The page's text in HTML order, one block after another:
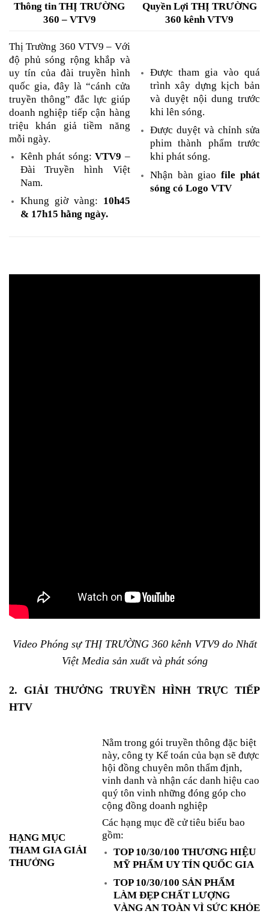
Thông tin THỊ TRƯỜNG
360 – VTV9
Quyền Lợi THỊ TRƯỜNG
360 kênh VTV9
Thị Trường 360 VTV9 – Với
độ phủ sóng rộng khắp và
uy tín của đài truyền hình
quốc gia, đây là “cánh cửa
truyền thông” đắc lực giúp
doanh nghiệp tiếp cận hàng
triệu khán giả tiềm năng
mỗi ngày.
Kênh phát sóng:VTV9 –
Đài Truyền hình Việt
Nam.
Khung giờ vàng: 10h45
& 17h15 hằng ngày.
Được tham gia vào quá
trình xây dựng kịch bản
và duyệt nội dung trước
khi lên sóng.
Được duyệt và chỉnh sửa
phim thành phẩm trước
khi phát sóng.
Nhận bàn giaofile phát
sóng có Logo VTV
Video Phóng sự THỊ TRƯỜNG 360 kênh VTV9 do Nhất
Việt Media sản xuất và phát sóng
2. GIẢI THƯỞNG TRUYỀN HÌNH TRỰC TIẾP
HTV
HẠNG MỤC
THAM GIA GIẢI
THƯỞNG
Nằm trong gói truyền thông đặc biệt
này, công ty Kế toán của bạn sẽ được
hội đồng chuyên môn thẩm định,
vinh danh và nhận các danh hiệu cao
quý tôn vinh những đóng góp cho
cộng đồng doanh nghiệp
Các hạng mục đề cử tiêu biểu bao
gồm:
TOP 10/30/100 THƯƠNG HIỆU
MỸ PHẨM UY TÍN QUỐC GIA
TOP 10/30/100 SẢN PHẨM
LÀM ĐẸP CHẤT LƯỢNG
VÀNG AN TOÀN VÌ SỨC KHỎE